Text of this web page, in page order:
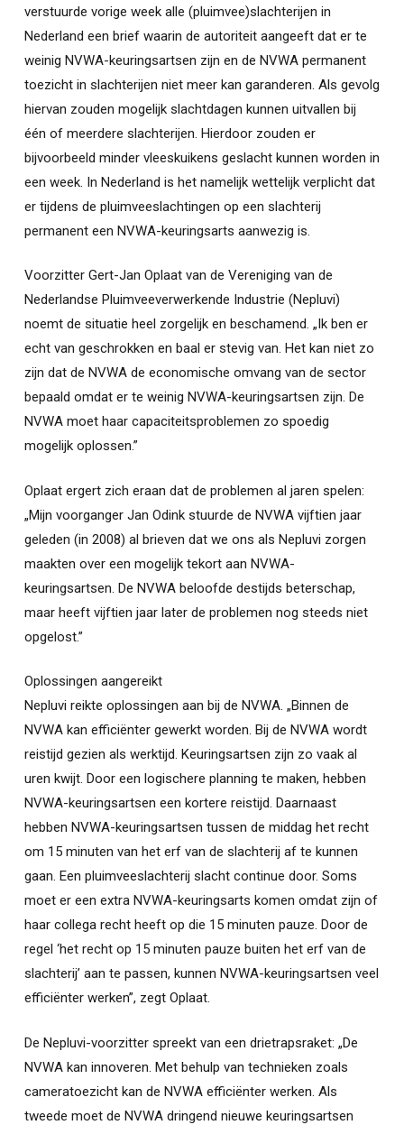
verstuurde vorige week alle (pluimvee)slachterijen in
Nederland een brief waarin de autoriteit aangeeft dat er te
weinig NVWA-keuringsartsen zijn en de NVWA permanent
toezicht in slachterijen niet meer kan garanderen. Als gevolg
hiervan zouden mogelijk slachtdagen kunnen uitvallen bij
één of meerdere slachterijen. Hierdoor zouden er
bijvoorbeeld minder vleeskuikens geslacht kunnen worden in
een week. In Nederland is het namelijk wettelijk verplicht dat
er tijdens de pluimveeslachtingen op een slachterij
permanent een NVWA-keuringsarts aanwezig is.
Voorzitter Gert-Jan Oplaat van de Vereniging van de
Nederlandse Pluimveeverwerkende Industrie (Nepluvi)
noemt de situatie heel zorgelijk en beschamend. „Ik ben er
echt van geschrokken en baal er stevig van. Het kan niet zo
zijn dat de NVWA de economische omvang van de sector
bepaald omdat er te weinig NVWA-keuringsartsen zijn. De
NVWA moet haar capaciteitsproblemen zo spoedig
mogelijk oplossen.”
Oplaat ergert zich eraan dat de problemen al jaren spelen:
„Mijn voorganger Jan Odink stuurde de NVWA vijftien jaar
geleden (in 2008) al brieven dat we ons als Nepluvi zorgen
maakten over een mogelijk tekort aan NVWA-
keuringsartsen. De NVWA beloofde destijds beterschap,
maar heeft vijftien jaar later de problemen nog steeds niet
opgelost.”
Oplossingen aangereikt
Nepluvi reikte oplossingen aan bij de NVWA. „Binnen de
NVWA kan efficiënter gewerkt worden. Bij de NVWA wordt
reistijd gezien als werktijd. Keuringsartsen zijn zo vaak al
uren kwijt. Door een logischere planning te maken, hebben
NVWA-keuringsartsen een kortere reistijd. Daarnaast
hebben NVWA-keuringsartsen tussen de middag het recht
om 15 minuten van het erf van de slachterij af te kunnen
gaan. Een pluimveeslachterij slacht continue door. Soms
moet er een extra NVWA-keuringsarts komen omdat zijn of
haar collega recht heeft op die 15 minuten pauze. Door de
regel ‘het recht op 15 minuten pauze buiten het erf van de
slachterij’ aan te passen, kunnen NVWA-keuringsartsen veel
efficiënter werken”, zegt Oplaat.
De Nepluvi-voorzitter spreekt van een drietrapsraket: „De
NVWA kan innoveren. Met behulp van technieken zoals
cameratoezicht kan de NVWA efficiënter werken. Als
tweede moet de NVWA dringend nieuwe keuringsartsen